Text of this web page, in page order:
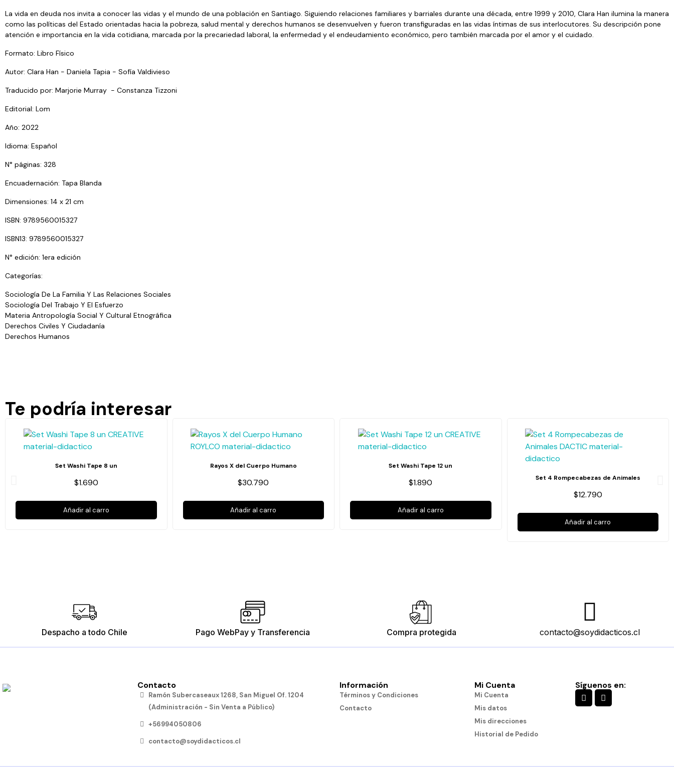
La vida en deuda nos invita a conocer las vidas y el mundo de una población en Santiago. Siguiendo relaciones familiares y barriales durante una década, entre 1999 y 2010, Clara Han ilumina la manera
como las políticas del Estado orientadas hacia la pobreza, salud mental y derechos humanos se desenvuelven y fueron transfiguradas en las vidas íntimas de sus interlocutores. Su descripción pone
atención e importancia en la vida cotidiana, marcada por la precariedad laboral, la enfermedad y el endeudamiento económico, pero también marcada por el amor y el cuidado.
Formato: Libro Físico
Autor: Clara Han - Daniela Tapia - Sofía Valdivieso
Traducido por: Marjorie Murray - Constanza Tizzoni
Editorial: Lom
Año: 2022
Idioma: Español
N° páginas: 328
Encuadernación: Tapa Blanda
Dimensiones: 14 x 21 cm
ISBN: 9789560015327
ISBN13: 9789560015327
N° edición: 1era edición
Categorías:
Sociología De La Familia Y Las Relaciones Sociales
Sociología Del Trabajo Y El Esfuerzo
Materia Antropología Social Y Cultural Etnográfica
Derechos Civiles Y Ciudadanía
Derechos Humanos
Te podría interesar
Set Washi Tape 8 un
$1.690
Añadir al carro
Rayos X del Cuerpo Humano
$30.790
Añadir al carro
Set Washi Tape 12 un
$1.890
Añadir al carro
Set 4 Rompecabezas de Animales
$12.790
Añadir al carro
Tubos Conectores
$10.190
Bloques Conectables Engranajes Conectables
$11.490
Despacho a todo Chile Pago WebPay y Transferencia Compra protegida contacto@soydidacticos.cl
Contacto
Ramón Subercaseaux 1268, San Miguel Of. 1204
(Administración - Sin Venta a Público)
+56994050806
contacto@soydidacticos.cl
Información
Términos y Condiciones
Contacto
Mi Cuenta
Mi Cuenta
Mis datos
Mis direcciones
Historial de Pedido
Síguenos en: